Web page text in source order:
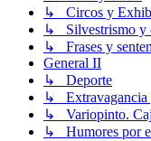
↳ Circos y
↳ Silvestrismo y
↳ Frases y
General II
↳ Deporte
↳ Extravagancia
↳ Variopinto.
↳ Humores por